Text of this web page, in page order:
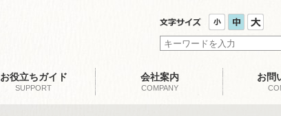
お役立ちガイド
SUPPORT
会社案内
COMPANY
お問